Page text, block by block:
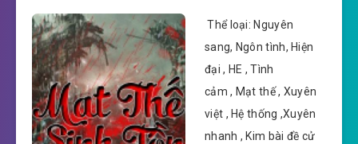
Thể loại: Nguyên
sang, Ngôn tình, Hiện
đại , HE , Tình
cảm , Mạt thế , Xuyên
việt , Hệ thống ,Xuyên
nhanh , Kim bài đề cử